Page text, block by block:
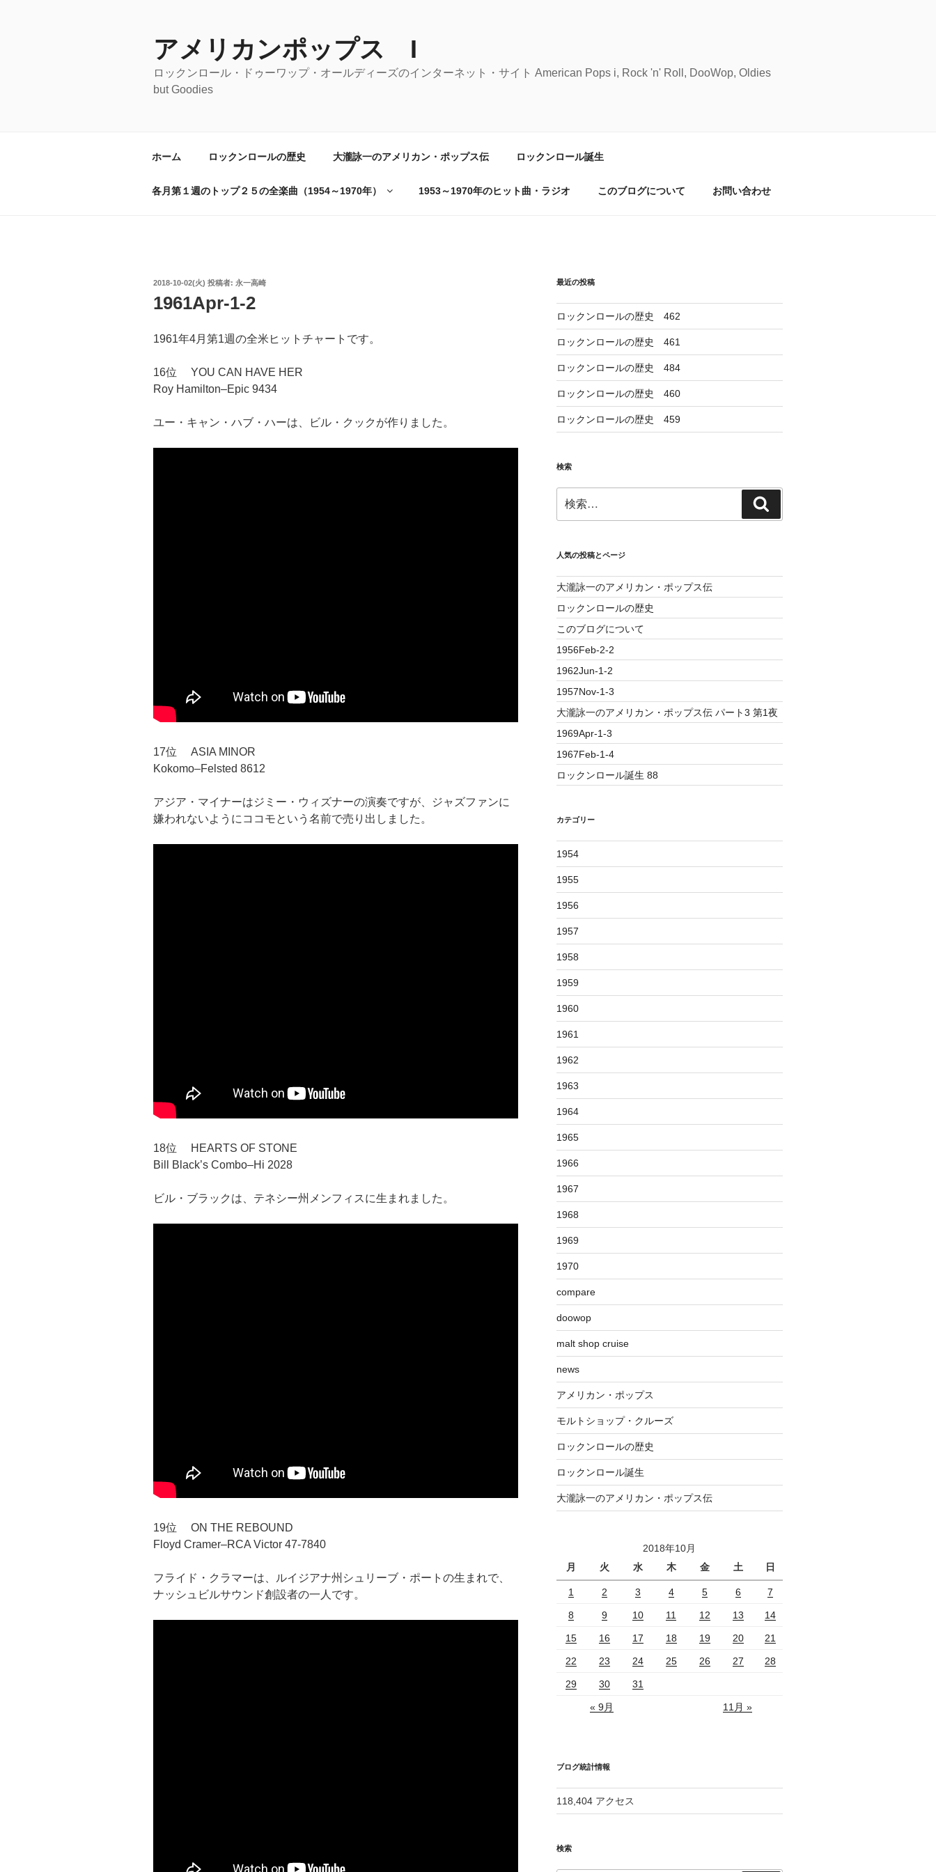
アメリカンポップス I
ロックンロール・ドゥーワップ・オールディーズのインターネット・サイト American Pops i, Rock 'n' Roll, DooWop, Oldies
but Goodies
ホーム ロックンロールの歴史 大瀧詠一のアメリカン・ポップス伝 ロックンロール誕生
各月第１週のトップ２５の全楽曲（1954～1970年） 1953～1970年のヒット曲・ラジオ このブログについて お問い合わせ
投
2018-10-02(火) 投稿者: 永一高崎
1961Apr-1-2
1961年4月第1週の全米ヒットチャートです。
16位 YOU CAN HAVE HER
Roy Hamilton–Epic 9434
ユー・キャン・ハブ・ハーは、ビル・クックが作りました。
17位 ASIA MINOR
Kokomo–Felsted 8612
アジア・マイナーはジミー・ウィズナーの演奏ですが、ジャズファンに
嫌われないようにココモという名前で売り出しました。
18位 HEARTS OF STONE
Bill Black’s Combo–Hi 2028
ビル・ブラックは、テネシー州メンフィスに生まれました。
19位 ON THE REBOUND
Floyd Cramer–RCA Victor 47-7840
フライド・クラマーは、ルイジアナ州シュリーブ・ポートの生まれで、
ナッシュビルサウンド創設者の一人です。
最近の投稿
ロックンロールの歴史 462
ロックンロールの歴史 461
ロックンロールの歴史 484
ロックンロールの歴史 460
ロックンロールの歴史 459
検索
索:
索
人気の投稿とページ
大瀧詠一のアメリカン・ポップス伝
ロックンロールの歴史
このブログについて
1956Feb-2-2
1962Jun-1-2
1957Nov-1-3
大瀧詠一のアメリカン・ポップス伝 パート3 第1夜
1969Apr-1-3
1967Feb-1-4
ロックンロール誕生 88
カテゴリー
1954
1955
1956
1957
1958
1959
1960
1961
1962
1963
1964
1965
1966
1967
1968
1969
1970
compare
doowop
malt shop cruise
news
アメリカン・ポップス
モルトショップ・クルーズ
ロックンロールの歴史
ロックンロール誕生
大瀧詠一のアメリカン・ポップス伝
2018年10月
月
火 水 木 金 土 日
1 2 3 4 5 6 7
8 9 10 11 12 13 14
15 16 17 18 19 20 21
22 23 24 25 26 27 28
29 30 31
« 9月 11月 »
ブログ統計情報
118,404 アクセス
検索